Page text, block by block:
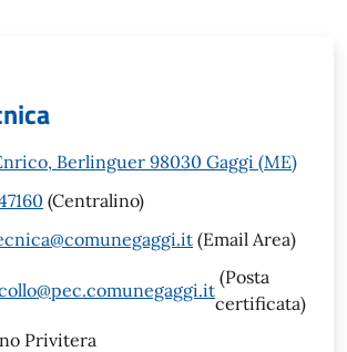
Berlinguer 98030 Gaggi (ME)
(Centralino)
(Email Area)
(Posta
certificata)
Privitera